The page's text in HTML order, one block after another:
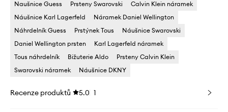
Naušnice Guess Prsteny Swarovski
Calvin Klein náramek
Náušnice Karl Lagerfeld
Náramek Daniel Wellington
Náhrdelník Guess
Prstýnek Tous
Náušnice Swarovski
Daniel Wellington prsten
Karl Lagerfeld náramek
Tous náhrdelník
Bižuterie Aldo
Prsteny Calvin Klein
Swarovski náramek
Náušnice DKNY
Recenze produktů 5.0 1